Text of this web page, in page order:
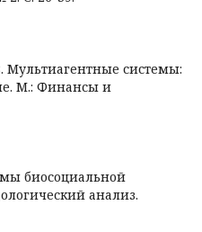
Мультиагентные системы:
М.: Финансы и
биосоциальной
анализ.